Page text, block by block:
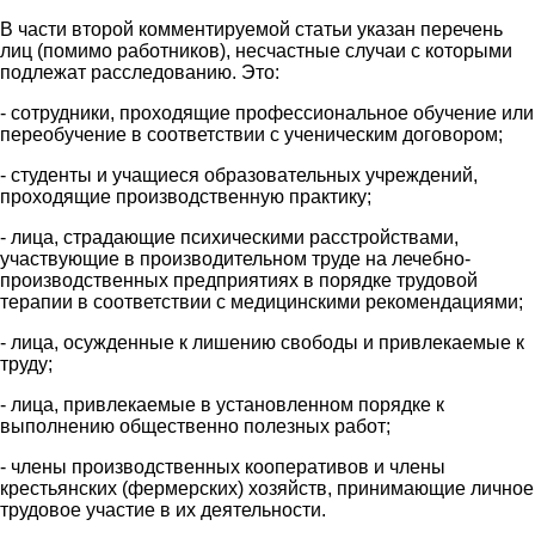
В части второй комментируемой статьи указан перечень
лиц (помимо работников), несчастные случаи с которыми
подлежат расследованию. Это:
- сотрудники, проходящие профессиональное обучение или
переобучение в соответствии с ученическим договором;
- студенты и учащиеся образовательных учреждений,
проходящие производственную практику;
- лица, страдающие психическими расстройствами,
участвующие в производительном труде на лечебно-
производственных предприятиях в порядке трудовой
терапии в соответствии с медицинскими рекомендациями;
- лица, осужденные к лишению свободы и привлекаемые к
труду;
- лица, привлекаемые в установленном порядке к
выполнению общественно полезных работ;
- члены производственных кооперативов и члены
крестьянских (фермерских) хозяйств, принимающие личное
трудовое участие в их деятельности.